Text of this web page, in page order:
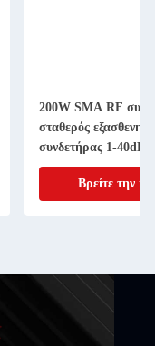
200W SMA RF
σταθερός
συνδετήρας 1-40dB
Βρείτε την